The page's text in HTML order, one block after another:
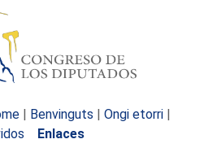
| Benvinguts | Ongi etorri |
Enlaces